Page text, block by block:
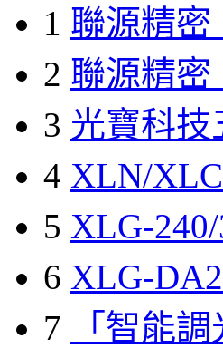
1 聯源精密
2 聯源精密
3 光寶科技
4 XLN/
5 XLG-
6 XLG-
7
「智能